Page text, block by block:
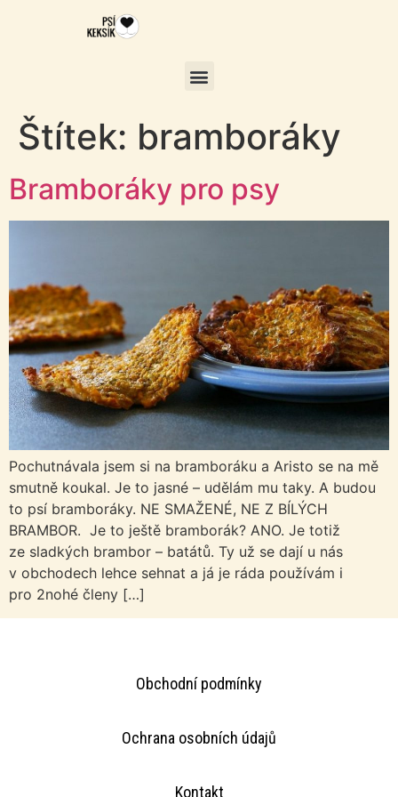
Štítek: bramboráky
Bramboráky pro psy
Pochutnávala jsem si na bramboráku a Aristo se na mě
smutně koukal. Je to jasné – udělám mu taky. A budou
to psí bramboráky. NE SMAŽENÉ, NE Z BÍLÝCH
BRAMBOR. Je to ještě bramborák? ANO. Je totiž
ze sladkých brambor – batátů. Ty už se dají u nás
v obchodech lehce sehnat a já je ráda používám i
pro 2nohé členy […]
Obchodní podmínky
Ochrana osobních údajů
Kontakt